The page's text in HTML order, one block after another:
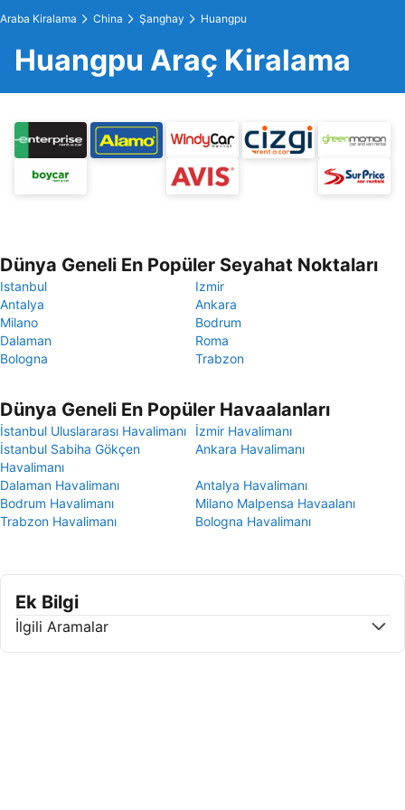
Araba Kiralama China Şanghay Huangpu
Huangpu Araç Kiralama
Dünya Geneli En Popüler Seyahat Noktaları
Istanbul
Izmir
Antalya
Ankara
Milano
Bodrum
Dalaman
Roma
Bologna
Trabzon
Dünya Geneli En Popüler Havaalanları
İstanbul Uluslararası Havalimanı
İzmir Havalimanı
İstanbul Sabiha Gökçen
Havalimanı
Ankara Havalimanı
Dalaman Havalimanı
Antalya Havalimanı
Bodrum Havalimanı
Milano Malpensa Havaalanı
Trabzon Havalimanı
Bologna Havalimanı
Ek Bilgi
İlgili Aramalar